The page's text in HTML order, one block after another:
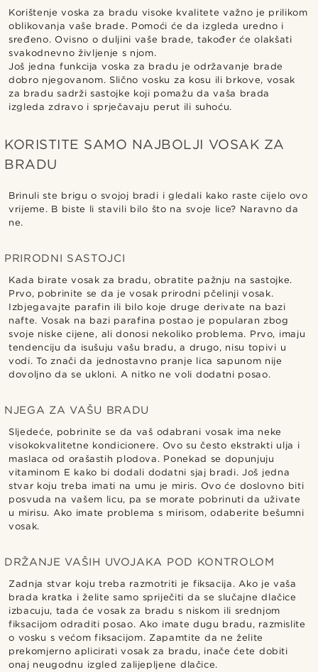
Korištenje voska za bradu visoke kvalitete važno je prilikom
oblikovanja vaše brade. Pomoći će da izgleda uredno i
sređeno. Ovisno o duljini vaše brade, također će olakšati
svakodnevno življenje s njom.
Još jedna funkcija voska za bradu je održavanje brade
dobro njegovanom. Slično vosku za kosu ili brkove, vosak
za bradu sadrži sastojke koji pomažu da vaša brada
izgleda zdravo i sprječavaju perut ili suhoću.
KORISTITE SAMO NAJBOLJI VOSAK ZA
BRADU
Brinuli ste brigu o svojoj bradi i gledali kako raste cijelo ovo
vrijeme. B biste li stavili bilo što na svoje lice? Naravno da
ne.
PRIRODNI SASTOJCI
Kada birate vosak za bradu, obratite pažnju na sastojke.
Prvo, pobrinite se da je vosak prirodni pčelinji vosak.
Izbjegavajte parafin ili bilo koje druge derivate na bazi
nafte. Vosak na bazi parafina postao je popularan zbog
svoje niske cijene, ali donosi nekoliko problema. Prvo, imaju
tendenciju da isušuju vašu bradu, a drugo, nisu topivi u
vodi. To znači da jednostavno pranje lica sapunom nije
dovoljno da se ukloni. A nitko ne voli dodatni posao.
NJEGA ZA VAŠU BRADU
Sljedeće, pobrinite se da vaš odabrani vosak ima neke
visokokvalitetne kondicionere. Ovo su često ekstrakti ulja i
maslaca od orašastih plodova. Ponekad se dopunjuju
vitaminom E kako bi dodali dodatni sjaj bradi. Još jedna
stvar koju treba imati na umu je miris. Ovo će doslovno biti
posvuda na vašem licu, pa se morate pobrinuti da uživate
u mirisu. Ako imate problema s mirisom, odaberite bešumni
vosak.
DRŽANJE VAŠIH UVOJAKA POD KONTROLOM
Zadnja stvar koju treba razmotriti je fiksacija. Ako je vaša
brada kratka i želite samo spriječiti da se slučajne dlačice
izbacuju, tada će vosak za bradu s niskom ili srednjom
fiksacijom odraditi posao. Ako imate dugu bradu, razmislite
o vosku s većom fiksacijom. Zapamtite da ne želite
prekomjerno aplicirati vosak za bradu, inače ćete dobiti
onaj neugodnu izgled zalijepljene dlačice.